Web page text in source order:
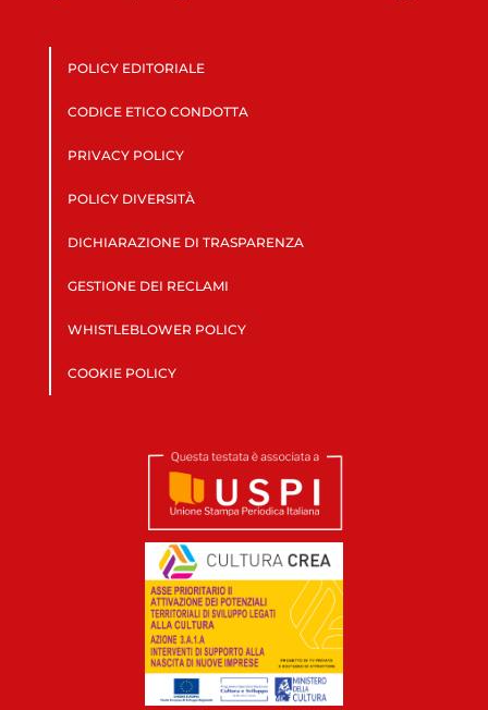
POLICY EDITORIALE
CODICE ETICO CONDOTTA
PRIVACY POLICY
POLICY DIVERSITÀ
DICHIARAZIONE DI TRASPARENZA
GESTIONE DEI RECLAMI
WHISTLEBLOWER POLICY
COOKIE POLICY